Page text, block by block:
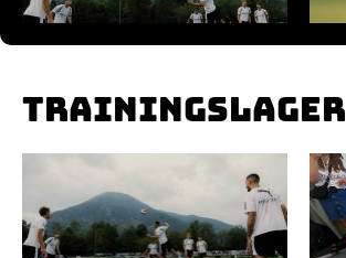
Buntes
TRAININGSLAGER